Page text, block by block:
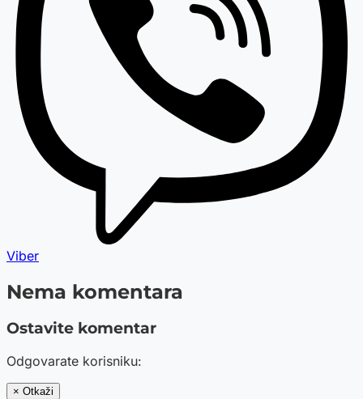
Viber
Nema komentara
Ostavite komentar
Odgovarate korisniku:
× Otkaži